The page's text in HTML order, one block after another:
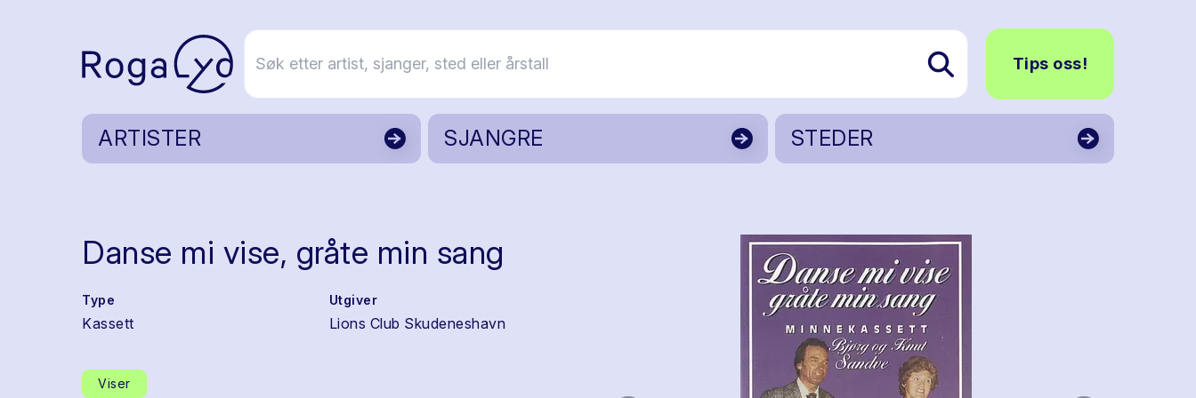
Tips oss!
ARTISTER SJANGRE STEDER
Danse mi vise, gråte min sang
Type
Kassett
Utgiver
Lions Club Skudeneshavn
Viser